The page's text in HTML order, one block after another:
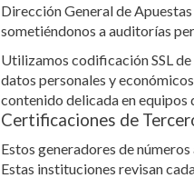
Dirección General de
sometiéndonos a auditorías
Utilizamos codificación SSL
datos personales y
contenido delicada en
Certificaciones de
Estos generadores de
Estas instituciones revisan